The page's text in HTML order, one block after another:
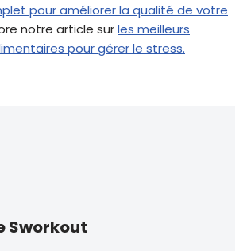
pour améliorer la qualité de votre
notre article surles meilleurs
pour gérer le stress.
Sworkout